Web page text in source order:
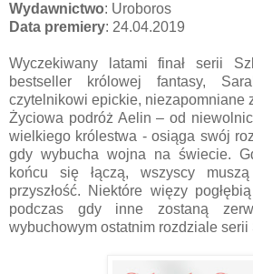
Wydawnictwo: Uroboros
Data premiery: 24.04.2019
Wyczekiwany latami finał serii
bestseller królowej fantasy,
czytelnikowi epickie, niezapomniane
Życiowa podróż Aelin – od
wielkiego królestwa - osiąga swój
gdy wybucha wojna na świecie.
końcu się łączą, wszyscy
przyszłość. Niektóre więzy
podczas gdy inne zostaną
wybuchowym ostatnim rozdziale serii